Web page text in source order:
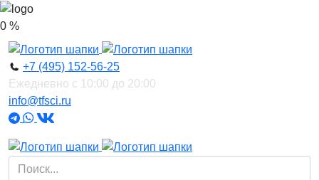
0 %
+7 (495) 152-56-25
Ежедневно с 10:00 до 20:00
info@tfsci.ru